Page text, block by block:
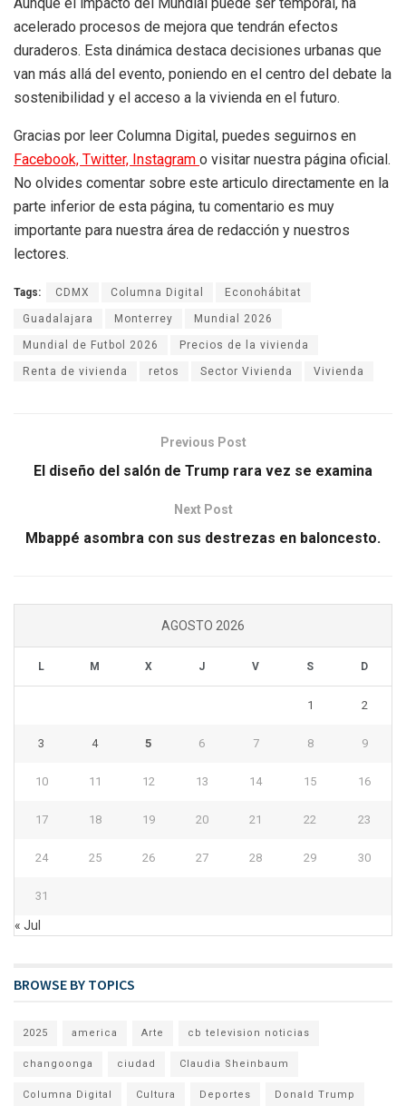
Aunque el impacto del Mundial puede ser temporal, ha
acelerado procesos de mejora que tendrán efectos
duraderos. Esta dinámica destaca decisiones urbanas que
van más allá del evento, poniendo en el centro del debate la
sostenibilidad y el acceso a la vivienda en el futuro.
Gracias por leer Columna Digital, puedes seguirnos en
Facebook, Twitter, Instagram o visitar nuestra página oficial.
No olvides comentar sobre este articulo directamente en la
parte inferior de esta página, tu comentario es muy
importante para nuestra área de redacción y nuestros
lectores.
Tags: CDMX Columna Digital Econohábitat
Guadalajara Monterrey Mundial 2026
Mundial de Futbol 2026 Precios de la vivienda
Renta de vivienda retos Sector Vivienda Vivienda
Previous Post
El diseño del salón de Trump rara vez se examina
Next Post
Mbappé asombra con sus destrezas en baloncesto.
AGOSTO 2026
L M X J V S D
1 2
3 4 5 6 7 8 9
10 11 12 13 14 15 16
17 18 19 20 21 22 23
24 25 26 27 28 29 30
31
« Jul
BROWSE BY TOPICS
2025 america Arte cb television noticias
changoonga ciudad Claudia Sheinbaum
Columna Digital Cultura Deportes Donald Trump